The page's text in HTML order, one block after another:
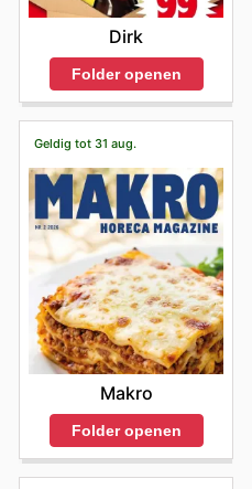
Dirk
Folder openen
Geldig tot 31 aug.
Makro
Folder openen